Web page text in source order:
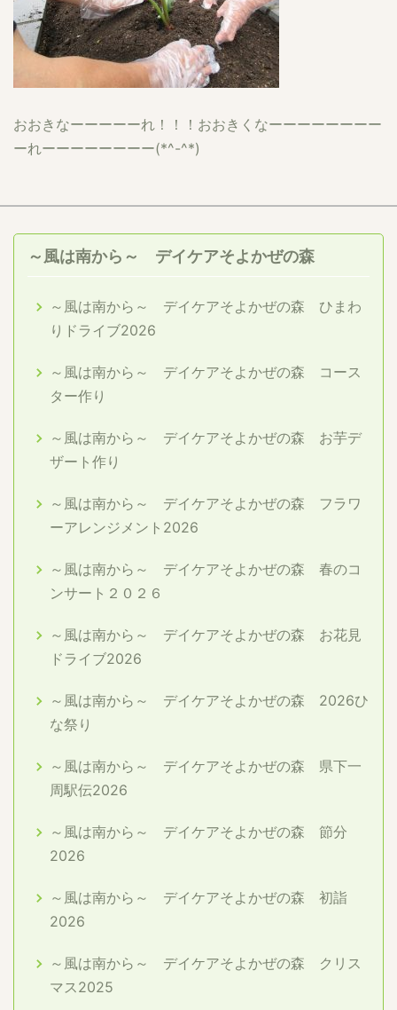
おおきなーーーーーれ！！！おおきくなーーーーーーーー
ーれーーーーーーーー(*^-^*)
～風は南から～ デイケアそよかぜの森
～風は南から～ デイケアそよかぜの森 ひまわ
りドライブ2026
～風は南から～ デイケアそよかぜの森 コース
ター作り
～風は南から～ デイケアそよかぜの森 お芋デ
ザート作り
～風は南から～ デイケアそよかぜの森 フラワ
ーアレンジメント2026
～風は南から～ デイケアそよかぜの森 春のコ
ンサート２０２６
～風は南から～ デイケアそよかぜの森 お花見
ドライブ2026
～風は南から～ デイケアそよかぜの森 2026ひ
な祭り
～風は南から～ デイケアそよかぜの森 県下一
周駅伝2026
～風は南から～ デイケアそよかぜの森 節分
2026
～風は南から～ デイケアそよかぜの森 初詣
2026
～風は南から～ デイケアそよかぜの森 クリス
マス2025